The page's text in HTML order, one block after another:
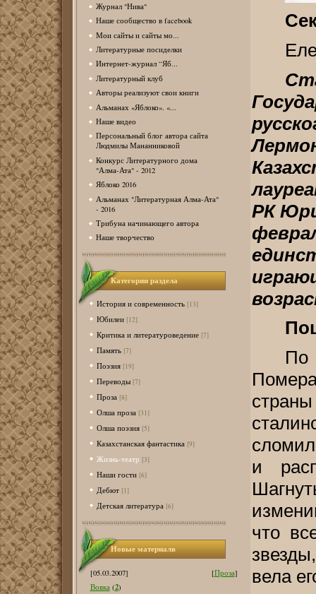
Журнал "Нива"
Наше сообщество в facebook
Мои сайты и сайты мо...
Литературные посиделки
Интернет-журнал “Яб...
Литературный клуб
Авторы реализуют свои книги
Альманах «Яблоко». «...
Наше видео
Персональный блог автора сайта
Людмилы Мананниковой
Конкурс Литературного дома
"Алма-Ата" - 2012
Яблоко 2016
Альманах "Литературная Алма-Ата"
- 2016
Трибуна начинающего автора
Наше творчество
Категории раздела
История и современность [13]
Юбилеи [12]
Критика и литературоведение [7]
Память [7]
Поэзия [19]
Переводы [7]
Проза [8]
Олша проза [31]
Олша поэзия [5]
Казахстанская фантастика [9]
Жизнь-театр [3]
Наши гости [6]
Дебют [1]
Детская литература [6]
Новые материалв
[05.03.2007] [Проза]
Вовка (2)
РК
По
и
что
вела